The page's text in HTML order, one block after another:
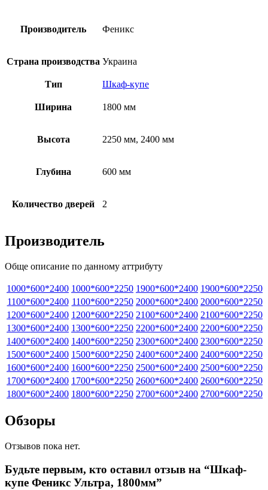
Производитель Феникс
Страна производства Украина
Тип Шкаф-купе
Ширина 1800 мм
Высота 2250 мм, 2400 мм
Глубина 600 мм
Количество дверей 2
Производитель
Обще описание по данному аттрибуту
1000*600*2400 1000*600*2250 1900*600*2400 1900*600*2250
1100*600*2400 1100*600*2250 2000*600*2400 2000*600*2250
1200*600*2400 1200*600*2250 2100*600*2400 2100*600*2250
1300*600*2400 1300*600*2250 2200*600*2400 2200*600*2250
1400*600*2400 1400*600*2250 2300*600*2400 2300*600*2250
1500*600*2400 1500*600*2250 2400*600*2400 2400*600*2250
1600*600*2400 1600*600*2250 2500*600*2400 2500*600*2250
1700*600*2400 1700*600*2250 2600*600*2400 2600*600*2250
1800*600*2400 1800*600*2250 2700*600*2400 2700*600*2250
Обзоры
Отзывов пока нет.
Будьте первым, кто оставил отзыв на “Шкаф-
купе Феникс Ультра, 1800мм”